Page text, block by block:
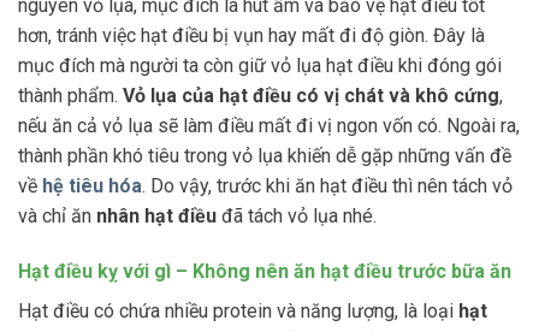
nguyên vỏ lụa, mục đích là hút ẩm và bảo vệ hạt điều tốt
hơn, tránh việc hạt điều bị vụn hay mất đi độ giòn. Đây là
mục đích mà người ta còn giữ vỏ lụa hạt điều khi đóng gói
thành phẩm. Vỏ lụa của hạt điều có vị chát và khô cứng,
nếu ăn cả vỏ lụa sẽ làm điều mất đi vị ngon vốn có. Ngoài ra,
thành phần khó tiêu trong vỏ lụa khiến dễ gặp những vấn đề
về hệ tiêu hóa. Do vậy, trước khi ăn hạt điều thì nên tách vỏ
và chỉ ăn nhân hạt điều đã tách vỏ lụa nhé.
Hạt điều kỵ với gì – Không nên ăn hạt điều trước bữa ăn
Hạt điều có chứa nhiều protein và năng lượng, là loại hạt